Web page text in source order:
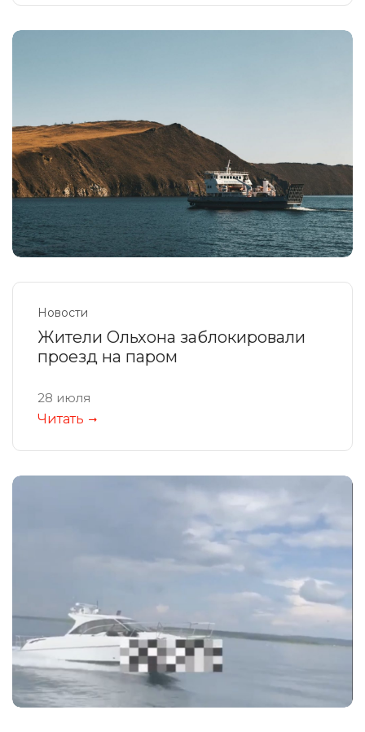
Новости
Жители Ольхона заблокировали
проезд на паром
28 июля
Читать